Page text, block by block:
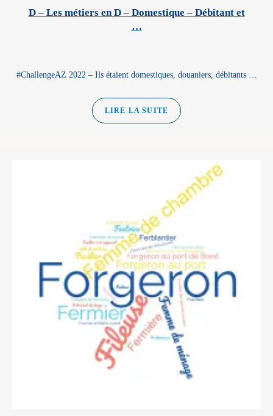
D – Les métiers en D – Domestique – Débitant et
…
#ChallengeAZ 2022 – Ils étaient domestiques, douaniers, débitants …
LIRE LA SUITE